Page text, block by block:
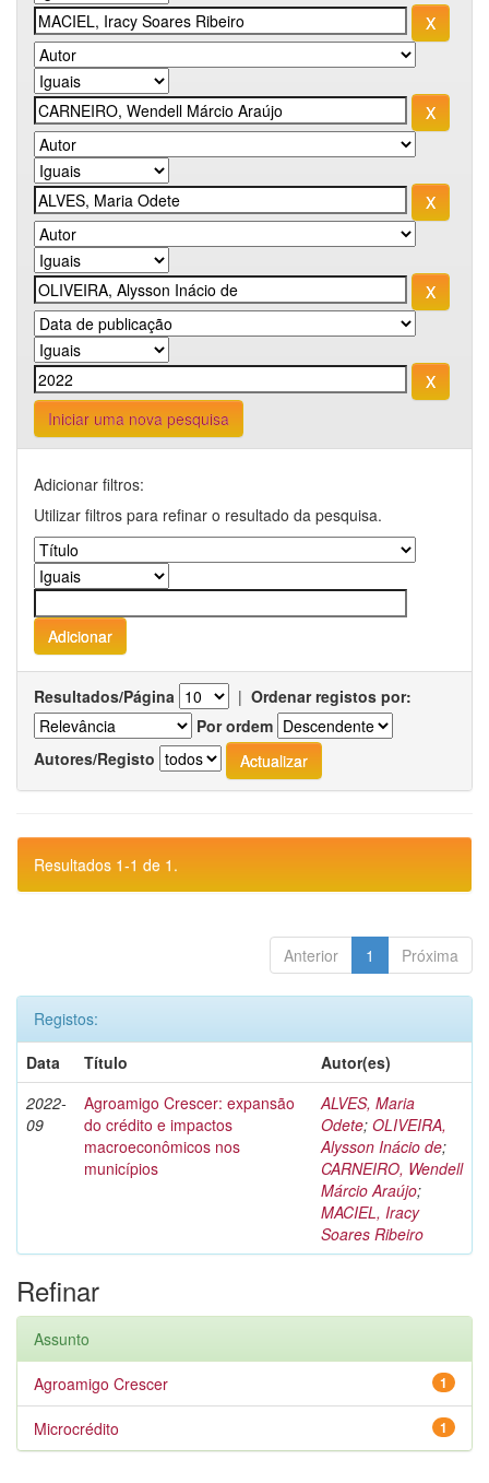
Iniciar uma nova pesquisa
Adicionar filtros:
Utilizar filtros para refinar o resultado da pesquisa.
Resultados/Página | Ordenar registos por:
Por ordem
Autores/Registo
Resultados 1-1 de 1.
Anterior 1 Próxima
Registos:
Data
Título
Autor(es)
2022-
09
Agroamigo Crescer: expansão
do crédito e impactos
macroeconômicos nos
municípios
ALVES, Maria
Odete; OLIVEIRA,
Alysson Inácio de;
CARNEIRO, Wendell
Márcio Araújo;
MACIEL, Iracy
Soares Ribeiro
Refinar
Assunto
1
Agroamigo Crescer
1
Microcrédito